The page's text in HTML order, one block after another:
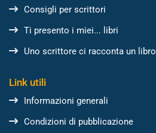
Consigli per scrittori
Ti presento i miei... libri
Uno scrittore ci racconta un libro
Link utili
Informazioni generali
Condizioni di pubblicazione